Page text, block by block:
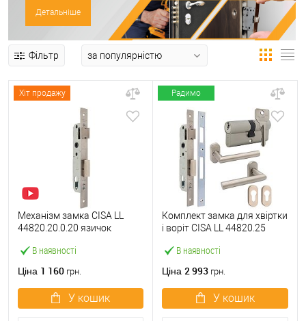
Детальніше
Фільтр
Хіт продажу
В наявності
Механізм замка CISA LL
44820.20.0.20 язичок
нержавіюча сталь
Ціна 1 160 грн.
У кошик
Радимо
В наявності
Комплект замка для хвіртки
і воріт CISA LL 44820.25
C2000 60 мм та ручками
Ціна 2 993 грн.
У кошик